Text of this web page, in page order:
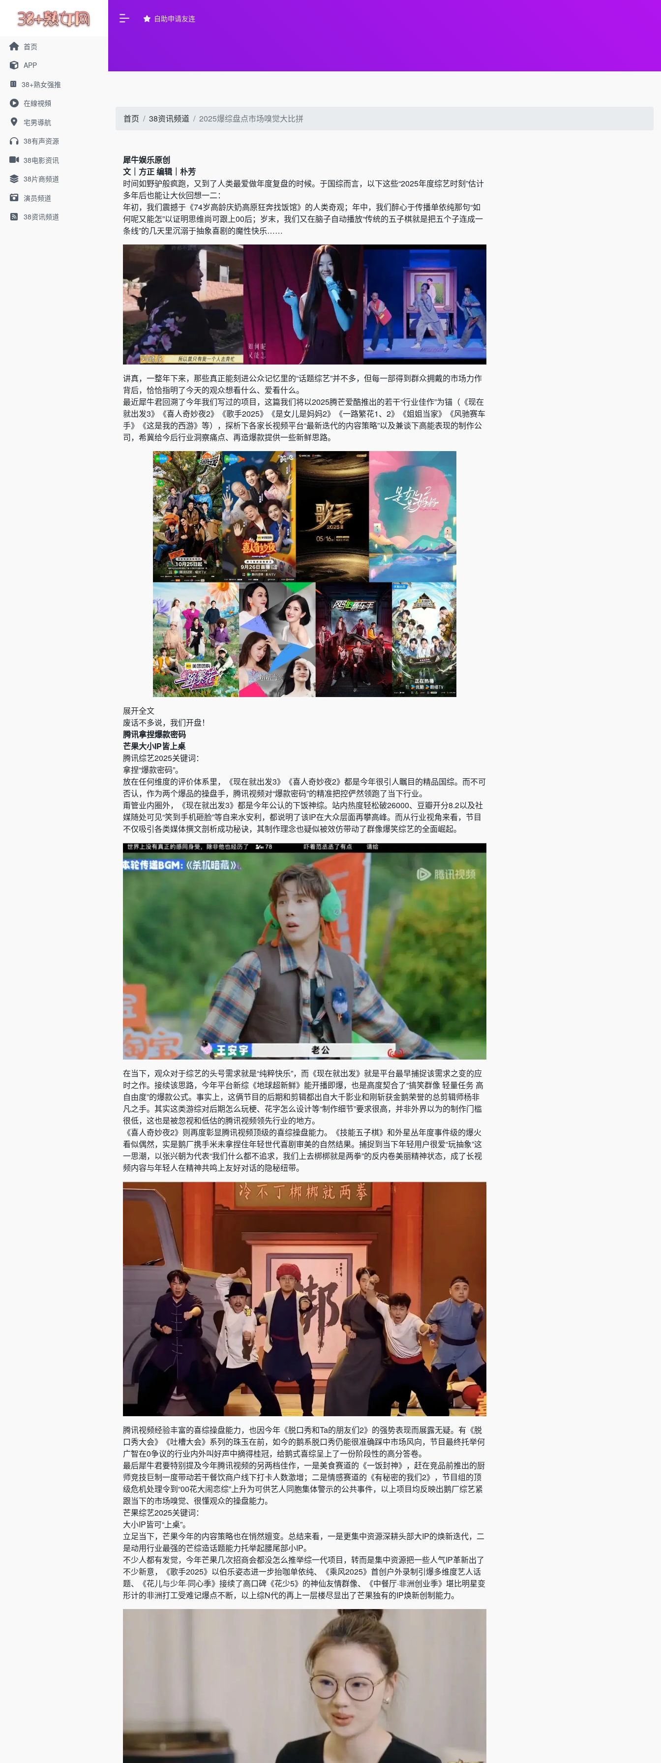
首页
APP
38+熟女强推
在線視頻
宅男導航
38有声资源
38电影资讯
38片商频道
演员频道
38资讯频道
自助申请友连
首页 38资讯频道 2025爆综盘点市场嗅觉大比拼
犀牛娱乐原创
文｜方正 编辑｜朴芳
时间如野驴般疯跑，又到了人类最爱做年度复盘的时候。于国综而言，以下这些“2025年度综艺时刻”估计
多年后也能让大伙回想一二：
年初，我们震撼于《74岁高龄庆奶高原狂奔找饭馆》的人类奇观；年中，我们醉心于传播单依纯那句“如
何呢又能怎”以证明思维尚可跟上00后；岁末，我们又在脑子自动播放“传统的五子棋就是把五个子连成一
条线”的几天里沉溺于抽象喜剧的魔性快乐……
讲真，一整年下来，那些真正能刻进公众记忆里的“话题综艺”并不多，但每一部得到群众拥戴的市场力作
背后，恰恰指明了今天的观众想看什么、爱看什么。
最近犀牛君回溯了今年我们写过的项目，这篇我们将以2025腾芒爱酷推出的若干“行业佳作”为锚（《现在
就出发3》《喜人奇妙夜2》《歌手2025》《是女儿是妈妈2》《一路繁花1、2》《姐姐当家》《风驰赛车
手》《这是我的西游》等），探析下各家长视频平台“最新迭代的内容策略”以及兼谈下高能表现的制作公
司，希冀给今后行业洞察痛点、再造爆款提供一些新鲜思路。
展开全文
废话不多说，我们开盘！
腾讯拿捏爆款密码
芒果大小IP皆上桌
腾讯综艺2025关键词：
拿捏“爆款密码”。
放在任何维度的评价体系里，《现在就出发3》《喜人奇妙夜2》都是今年很引人瞩目的精品国综。而不可
否认，作为两个爆品的操盘手，腾讯视频对“爆款密码”的精准把控俨然领跑了当下行业。
甭管业内圈外，《现在就出发3》都是今年公认的下饭神综。站内热度轻松破26000、豆瓣开分8.2以及社
媒随处可见“笑到手机砸脸”等自来水安利，都说明了该IP在大众层面再攀高峰。而从行业视角来看，节目
不仅吸引各类媒体撰文剖析成功秘诀，其制作理念也疑似被效仿带动了群像爆笑综艺的全面崛起。
在当下，观众对于综艺的头号需求就是“纯粹快乐”，而《现在就出发》就是平台最早捕捉该需求之变的应
时之作。接续该思路，今年平台新综《地球超新鲜》能开播即爆，也是高度契合了“搞笑群像 轻量任务 高
自由度”的爆款公式。事实上，这俩节目的后期和剪辑都出自大千影业和刚斩获金鹅荣誉的总剪辑师杨非
凡之手。其实这类游综对后期怎么玩梗、花字怎么设计等“制作细节”要求很高，并非外界以为的制作门槛
很低，这也是被忽视和低估的腾讯视频领先行业的地方。
《喜人奇妙夜2》则再度彰显腾讯视频顶级的喜综操盘能力。《技能五子棋》和外星丛年度事件级的爆火
看似偶然，实是鹅厂携手米未拿捏住年轻世代喜剧审美的自然结果。捕捉到当下年轻用户很爱“玩抽象”这
一思潮，以张兴朝为代表“我们什么都不追求，我们上去梆梆就是两拳”的反内卷美丽精神状态，成了长视
频内容与年轻人在精神共鸣上友好对话的隐秘纽带。
腾讯视频经验丰富的喜综操盘能力，也因今年《脱口秀和Ta的朋友们2》的强势表现而展露无疑。有《脱
口秀大会》《吐槽大会》系列的珠玉在前，如今的鹅系脱口秀仍能很准确踩中市场风向，节目最终托举何
广智在0争议的行业内外叫好声中摘得桂冠，给鹅式喜综呈上了一份阶段性的高分答卷。
最后犀牛君要特别提及今年腾讯视频的另两档佳作，一是美食赛道的《一饭封神》，赶在竞品前推出的厨
师竞技巨制一度带动若干餐饮商户线下打卡人数激增；二是情感赛道的《有秘密的我们2》，节目组的顶
级危机处理令到“00花大闹恋综”上升为可供艺人同胞集体警示的公共事件，以上项目均反映出鹅厂综艺紧
跟当下的市场嗅觉、很懂观众的操盘能力。
芒果综艺2025关键词：
大小IP皆可“上桌”。
立足当下，芒果今年的内容策略也在悄然嬗变。总结来看，一是更集中资源深耕头部大IP的焕新迭代，二
是动用行业最强的芒综造话题能力托举起腰尾部小IP。
不少人都有发觉，今年芒果几次招商会都没怎么推举综一代项目，转而是集中资源把一些人气IP革新出了
不少新意，《歌手2025》以伯乐姿态进一步抬咖单依纯、《乘风2025》首创户外录制引爆多维度艺人话
题、《花儿与少年·同心季》接续了高口碑《花少5》的神仙友情群像、《中餐厅·非洲创业季》堪比明星变
形计的非洲打工受难记爆点不断，以上综N代的再上一层楼尽显出了芒果独有的IP焕新创制能力。